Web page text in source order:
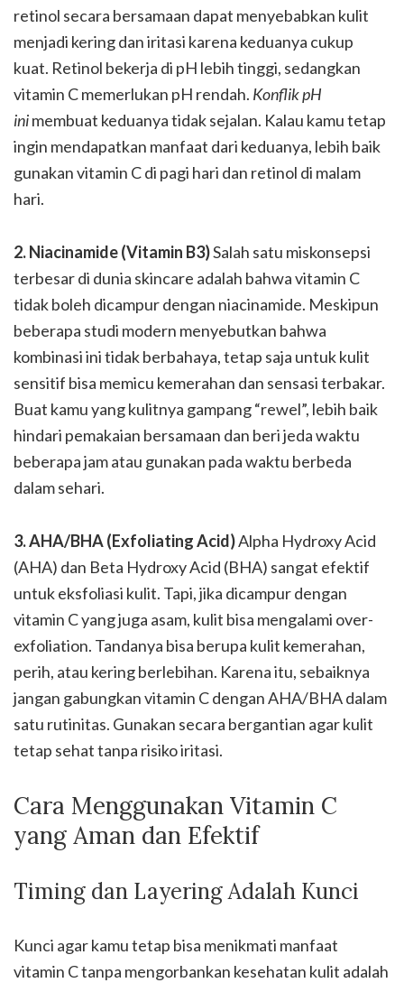
retinol secara bersamaan dapat menyebabkan kulit
menjadi kering dan iritasi karena keduanya cukup
kuat. Retinol bekerja di pH lebih tinggi, sedangkan
vitamin C memerlukan pH rendah. Konflik pH
inimembuat keduanya tidak sejalan. Kalau kamu tetap
ingin mendapatkan manfaat dari keduanya, lebih baik
gunakan vitamin C di pagi hari dan retinol di malam
hari.
2. Niacinamide (Vitamin B3)Salah satu miskonsepsi
terbesar di dunia skincare adalah bahwa vitamin C
tidak boleh dicampur dengan niacinamide. Meskipun
beberapa studi modern menyebutkan bahwa
kombinasi ini tidak berbahaya, tetap saja untuk kulit
sensitif bisa memicu kemerahan dan sensasi terbakar.
Buat kamu yang kulitnya gampang “rewel”, lebih baik
hindari pemakaian bersamaan dan beri jeda waktu
beberapa jam atau gunakan pada waktu berbeda
dalam sehari.
3. AHA/BHA (Exfoliating Acid)Alpha Hydroxy Acid
(AHA) dan Beta Hydroxy Acid (BHA) sangat efektif
untuk eksfoliasi kulit. Tapi, jika dicampur dengan
vitamin C yang juga asam, kulit bisa mengalami over-
exfoliation. Tandanya bisa berupa kulit kemerahan,
perih, atau kering berlebihan. Karena itu, sebaiknya
jangan gabungkan vitamin C dengan AHA/BHA dalam
satu rutinitas. Gunakan secara bergantian agar kulit
tetap sehat tanpa risiko iritasi.
Cara Menggunakan Vitamin C
yang Aman dan Efektif
Timing dan Layering Adalah Kunci
Kunci agar kamu tetap bisa menikmati manfaat
vitamin C tanpa mengorbankan kesehatan kulit adalah